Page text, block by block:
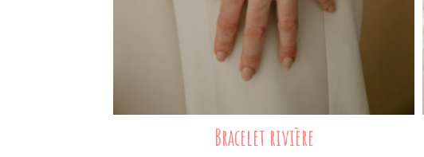
Bracelet rivière